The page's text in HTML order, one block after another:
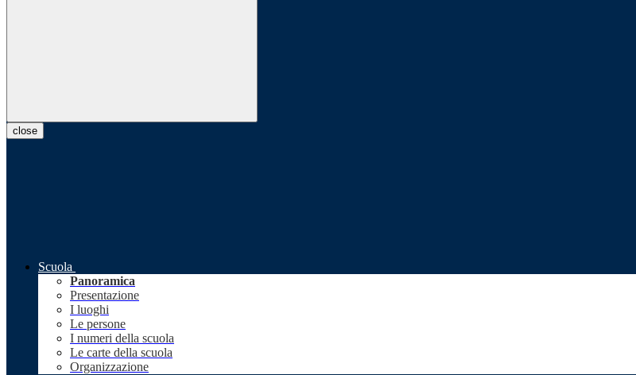
close
Scuola
Panoramica
Presentazione
I luoghi
Le persone
I numeri della scuola
Le carte della scuola
Organizzazione